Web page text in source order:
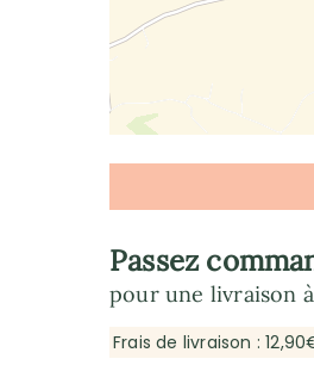
Passez
pour une livraison
Frais de livraison :